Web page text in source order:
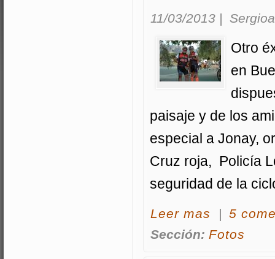
11/03/2013 |
Otro
en
paisaje y de los
especial a Jonay,
Cruz roja, Policía
seguridad de la
Leer mas acerca Fotos VII
| 5
Sección: Fotos